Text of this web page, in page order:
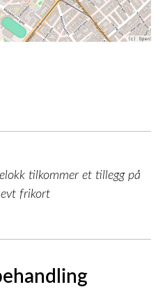
tilkommer et tillegg på
frikort